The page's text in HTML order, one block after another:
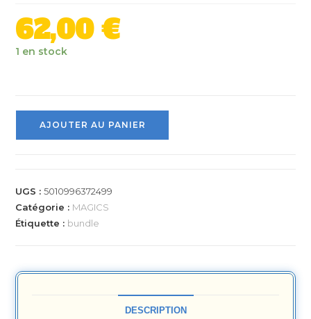
62,00€
1 en stock
AJOUTER AU PANIER
UGS :5010996372499
Catégorie : MAGICS
Étiquette : bundle
DESCRIPTION